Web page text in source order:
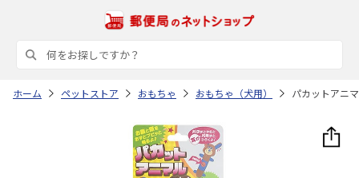
ホーム ペットストア おもちゃ おもちゃ（犬用） パカットアニ